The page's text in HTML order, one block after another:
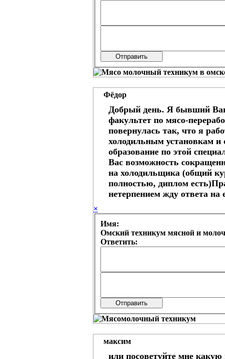
Фёдор
Добрый день. Я бывший
факультет по мясо-
повернулась так, что я
холодильным установкам и
образование по этой
Вас возможность
на холодильщика (общий
полностью, диплом
нетерпением жду ответа на
×
Имя:
Омский техникум мясной и
Ответить:
максим
или посоветуйте мне